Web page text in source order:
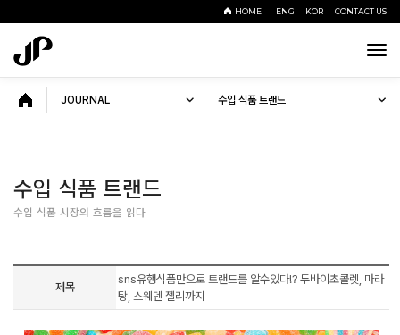
HOME ENG KOR CONTACT US
JOURNAL 수입 식품 트랜드
수입 식품 트랜드
수입 식품 시장의 흐름을 읽다
제목
sns유행식품만으로 트랜드를 알수있다!? 두바이초콜렛, 마라
탕, 스웨덴 젤리까지